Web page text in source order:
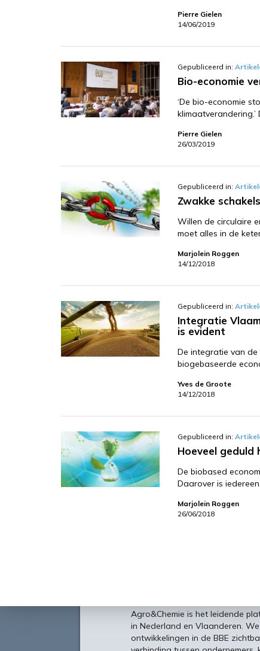
Pierre Gielen
14/06/2019
Gepubliceerd in:
Bio-economie
‘De bio-economie
klimaatverandering.’
Pierre Gielen
26/03/2019
Gepubliceerd in:
Zwakke
Willen de circulaire
moet alles in de
Marjolein Roggen
14/12/2018
Gepubliceerd in:
Integratie
is evident
De integratie van
biogebaseerde
Yves de Groote
14/12/2018
Gepubliceerd in:
Hoeveel geduld
De biobased
Daarover is
Marjolein Roggen
26/06/2018
Agro&Chemie is het leidende
in Nederland en Vlaanderen.
ontwikkelingen in de BBE